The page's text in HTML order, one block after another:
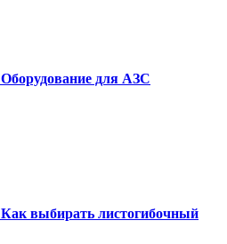
Оборудование для АЗС
Как выбирать листогибочный